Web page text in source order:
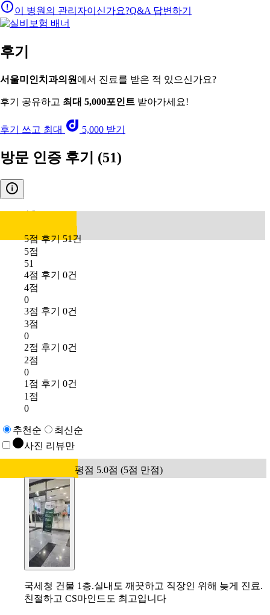
이 병원의 관리자이신가요?Q&A 답변하기
후기
서울미인치과의원 에서 진료를 받은 적 있으신가요?
후기 공유하고 최대 5,000포인트 받아가세요!
후기 쓰고 최대 5,000 받기
방문 인증 후기 (51)
4.9
5점 후기 51건
5점
51
4점 후기 0건
4점
0
3점 후기 0건
3점
0
2점 후기 0건
2점
0
1점 후기 0건
1점
0
추천순
최신순
사진 리뷰만
평점 5.0점 (5점 만점)
국세청 건물 1층.실내도 깨끗하고 직장인 위해 늦게 진료.
친절하고 CS마인드도 최고입니다